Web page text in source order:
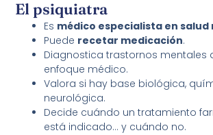
El psiquiatra
Es médico especialista en
Puede recetar medicación.
Diagnostica trastornos mentales
enfoque médico.
Valora si hay base biológica,
neurológica.
Decide cuándo un tratamiento
está indicado… y cuándo no.